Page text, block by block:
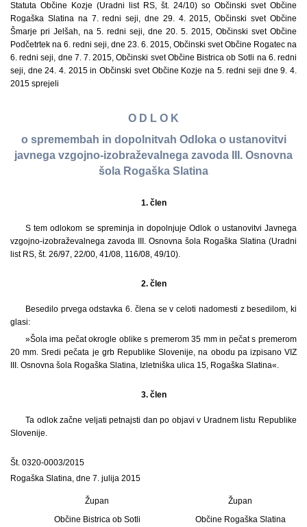
Statuta Občine Kozje (Uradni list RS, št. 24/10) so Občinski svet Občine
Rogaška Slatina na 7. redni seji, dne 29. 4. 2015, Občinski svet Občine
Šmarje pri Jelšah, na 5. redni seji, dne 20. 5. 2015, Občinski svet Občine
Podčetrtek na 6. redni seji, dne 23. 6. 2015, Občinski svet Občine Rogatec na
6. redni seji, dne 7. 7. 2015, Občinski svet Občine Bistrica ob Sotli na 6. redni
seji, dne 24. 4. 2015 in Občinski svet Občine Kozje na 5. redni seji dne 9. 4.
2015 sprejeli
O D L O K
o spremembah in dopolnitvah Odloka o ustanovitvi
javnega vzgojno-izobraževalnega zavoda III. Osnovna
šola Rogaška Slatina
1. člen
S tem odlokom se spreminja in dopolnjuje Odlok o ustanovitvi Javnega
vzgojno-izobraževalnega zavoda III. Osnovna šola Rogaška Slatina (Uradni
list RS, št. 26/97, 22/00, 41/08, 116/08, 49/10).
2. člen
Besedilo prvega odstavka 6. člena se v celoti nadomesti z besedilom, ki
glasi:
»Šola ima pečat okrogle oblike s premerom 35 mm in pečat s premerom
20 mm. Sredi pečata je grb Republike Slovenije, na obodu pa izpisano VIZ
III. Osnovna šola Rogaška Slatina, Izletniška ulica 15, Rogaška Slatina«.
3. člen
Ta odlok začne veljati petnajsti dan po objavi v Uradnem listu Republike
Slovenije.
Št. 0320-0003/2015
Rogaška Slatina, dne 7. julija 2015
Župan
Župan
Občine Bistrica ob Sotli
Občine Rogaška Slatina